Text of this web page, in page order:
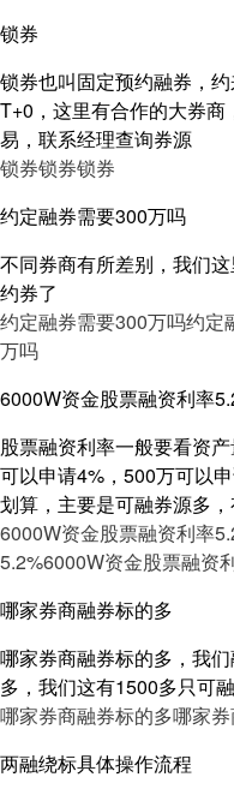
锁券
锁券也叫固定预约融券，
T+0，这里有合作的大券
易，联系经理查询券源
锁券锁券锁券
约定融券需要300万吗
不同券商有所差别，我们
约券了
约定融券需要300万吗约定
万吗
6000W资金股票融资利率
股票融资利率一般要看资
可以申请4%，500万可以
划算，主要是可融券源多
6000W资金股票融资利率
5.2%6000W资金股票融资
哪家券商融券标的多
哪家券商融券标的多，我
多，我们这有1500多只可
哪家券商融券标的多哪家
两融绕标具体操作流程